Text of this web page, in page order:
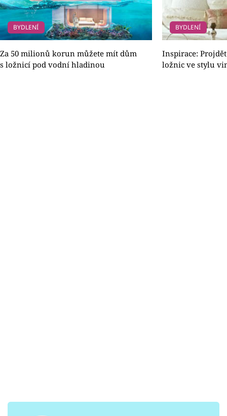
BYDLENÍ
Za 50 milionů korun můžete mít dům
s ložnicí pod vodní hladinou
BYDLENÍ
Inspirace:
ložnic ve stylu